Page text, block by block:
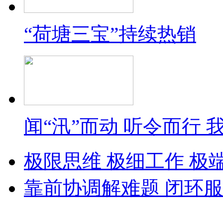
“荷塘三宝”持续热销
闻“汛”而动 听令而行
极限思维 极细工作 极
靠前协调解难题 闭环